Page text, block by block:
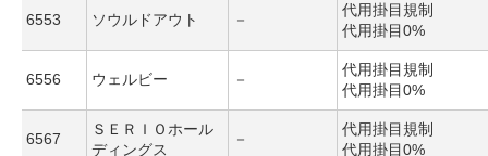
6553 ソウルドアウト －
代用掛目規制
代用掛目0%
6556 ウェルビー －
代用掛目規制
代用掛目0%
6567
ＳＥＲＩＯホール
ディングス
－
代用掛目規制
代用掛目0%